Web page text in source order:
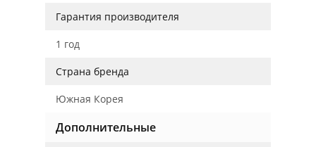
Гарантия производителя
1 год
Страна бренда
Южная Корея
Дополнительные